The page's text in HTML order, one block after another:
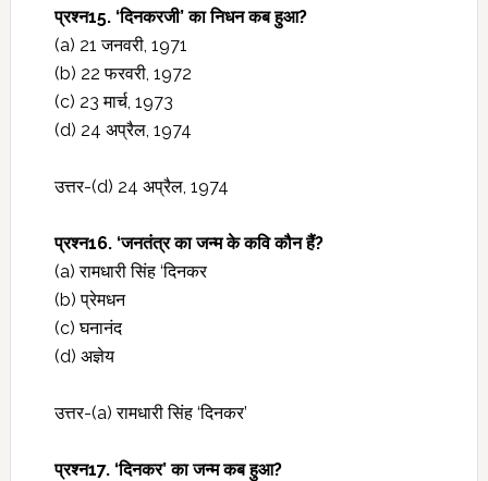
प्रश्‍न15. ‘दिनकरजी’ का निधन कब हुआ?
(a) 21 जनवरी, 1971
(b) 22 फरवरी, 1972
(c) 23 मार्च, 1973
(d) 24 अप्रैल, 1974
उत्तर-(d) 24 अप्रैल, 1974
प्रश्‍न16. ‘जनतंत्र का जन्म के कवि कौन हैं?
(a) रामधारी सिंह ‘दिनकर
(b) प्रेमधन
(c) घनानंद
(d) अज्ञेय
उत्तर-(a) रामधारी सिंह ‘दिनकर’
प्रश्‍न17. ‘दिनकर’ का जन्म कब हुआ?